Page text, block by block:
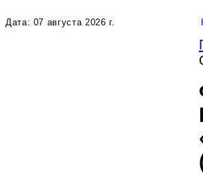
Дата: 07 августа 2026 г.